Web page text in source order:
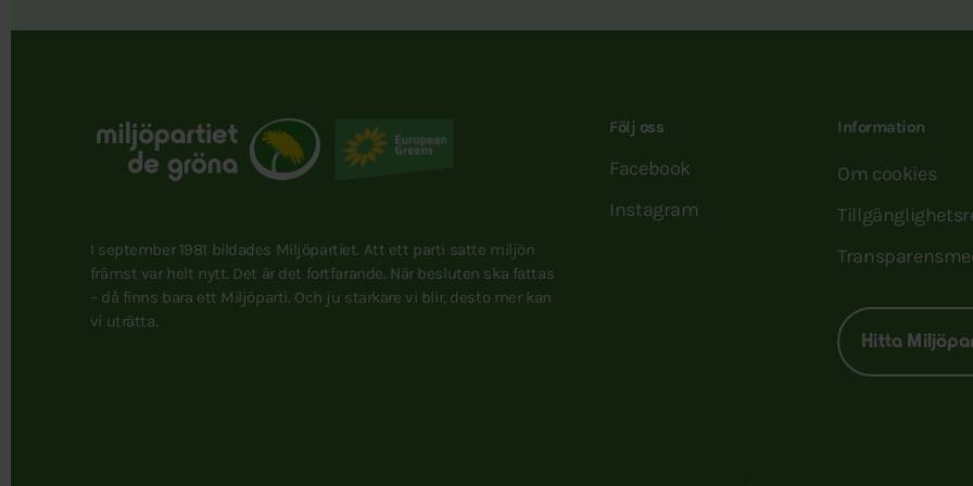
I september 1981 bildades Miljöpartiet. Att ett parti satte miljön
främst var helt nytt. Det är det fortfarande. När besluten ska fattas
– då finns bara ett Miljöparti. Och ju starkare vi blir, desto mer kan
vi uträtta.
Följ oss
Facebook
Instagram
Information
Om cookies
Hitta